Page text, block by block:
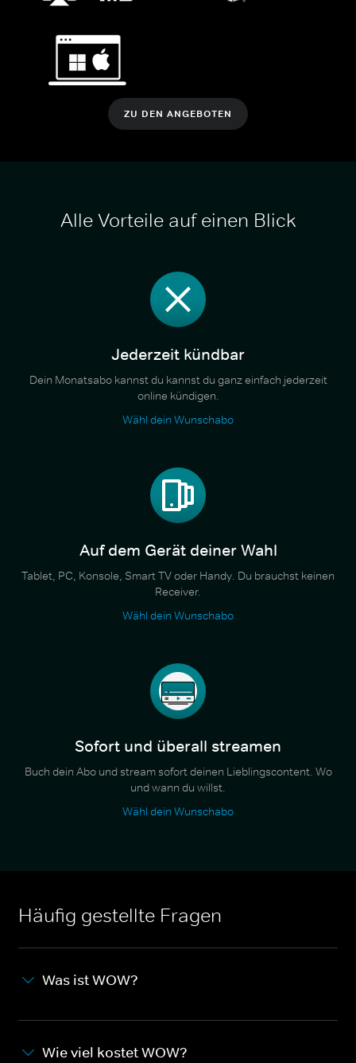
ZU DEN ANGEBOTEN
Alle Vorteile auf einen Blick
Jederzeit kündbar
Dein Monatsabo kannst du kannst du ganz einfach jederzeit
online kündigen.
Wähl dein Wunschabo
Auf dem Gerät deiner Wahl
Tablet, PC, Konsole, Smart TV oder Handy. Du brauchst keinen
Receiver.
Wähl dein Wunschabo
Sofort und überall streamen
Buch dein Abo und stream sofort deinen Lieblingscontent. Wo
und wann du willst.
Wähl dein Wunschabo
Häufig gestellte Fragen
Was ist WOW?
Wie viel kostet WOW?